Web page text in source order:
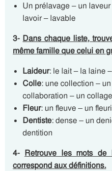
Un prélavage – un
lavoir – lavable
3- Dans chaque liste,
même famille que celui en
Laideur: le lait – la laine
Colle: une collection –
collaboration – un collage
Fleur: un fleuve – un
Dentiste: dense – un
dentition
4- Retrouve les mots
correspond aux définitions.